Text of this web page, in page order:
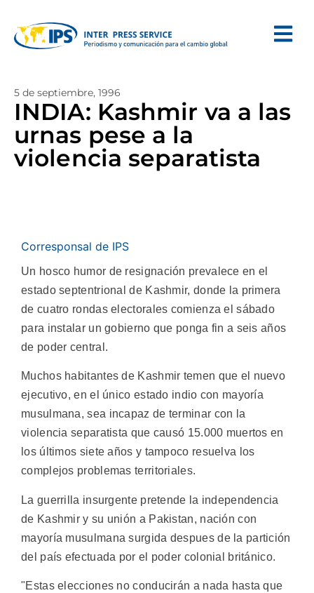
5 de septiembre, 1996
INDIA: Kashmir va a las
urnas pese a la
violencia separatista
Corresponsal de IPS
Un hosco humor de resignación prevalece en el
estado septentrional de Kashmir, donde la primera
de cuatro rondas electorales comienza el sábado
para instalar un gobierno que ponga fin a seis años
de poder central.
Muchos habitantes de Kashmir temen que el nuevo
ejecutivo, en el único estado indio con mayoría
musulmana, sea incapaz de terminar con la
violencia separatista que causó 15.000 muertos en
los últimos siete años y tampoco resuelva los
complejos problemas territoriales.
La guerrilla insurgente pretende la independencia
de Kashmir y su unión a Pakistan, nación con
mayoría musulmana surgida despues de la partición
del país efectuada por el poder colonial británico.
"Estas elecciones no conducirán a nada hasta que